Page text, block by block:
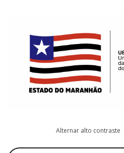
Alternar alto contraste